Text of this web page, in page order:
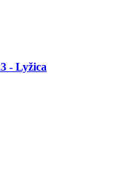
27. Cam a Leon: 23 - Lyžica